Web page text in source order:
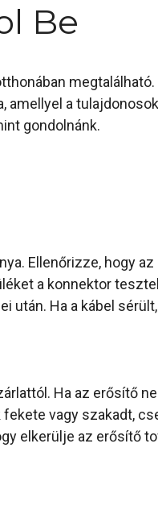
Be
a
gondolnánk.
Ellenőrizze, hogy
a konnektor
után. Ha a kábel
Ha az erősítő
vagy szakadt,
elkerülje az erősítő